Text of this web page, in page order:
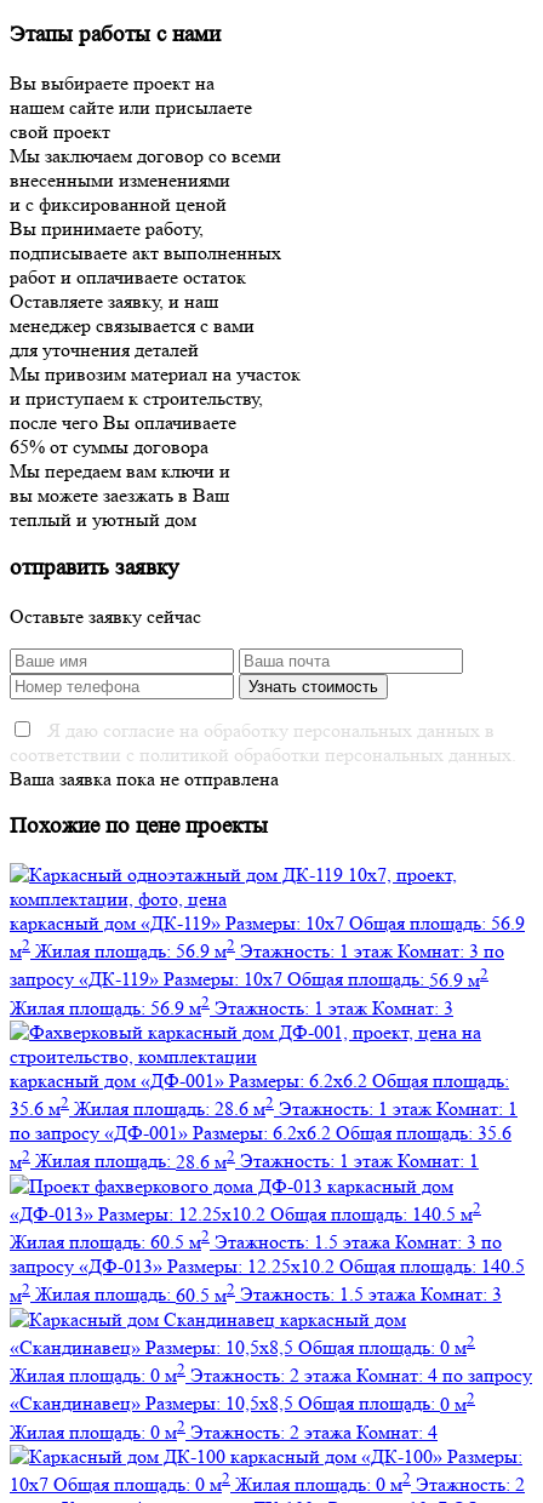
Этапы работы с нами
Вы выбираете проект на
нашем сайте или присылаете
свой проект
Мы заключаем договор со всеми
внесенными изменениями
и с фиксированной ценой
Вы принимаете работу,
подписываете акт выполненных
работ и оплачиваете остаток
Оставляете заявку, и наш
менеджер связывается с вами
для уточнения деталей
Мы привозим материал на участок
и приступаем к строительству,
после чего Вы оплачиваете
65% от суммы договора
Мы передаем вам ключи и
вы можете заезжать в Ваш
теплый и уютный дом
отправить заявку
Оставьте заявку сейчас
Я даю согласие на обработку персональных данных в
соответствии с политикой обработки персональных данных.
Ваша заявка пока не отправлена
Похожие по цене проекты
каркасный дом «ДК-119» Размеры: 10х7 Общая площадь: 56.9
м2 Жилая площадь: 56.9 м2 Этажность: 1 этаж Комнат: 3 по
запросу «ДК-119» Размеры: 10х7 Общая площадь: 56.9 м2
Жилая площадь: 56.9 м2 Этажность: 1 этаж Комнат: 3
каркасный дом «ДФ-001» Размеры: 6.2х6.2 Общая площадь:
35.6 м2 Жилая площадь: 28.6 м2 Этажность: 1 этаж Комнат: 1
по запросу «ДФ-001» Размеры: 6.2х6.2 Общая площадь: 35.6
м2 Жилая площадь: 28.6 м2 Этажность: 1 этаж Комнат: 1
каркасный дом
«ДФ-013» Размеры: 12.25х10.2 Общая площадь: 140.5 м2
Жилая площадь: 60.5 м2 Этажность: 1.5 этажа Комнат: 3 по
запросу «ДФ-013» Размеры: 12.25х10.2 Общая площадь: 140.5
м2 Жилая площадь: 60.5 м2 Этажность: 1.5 этажа Комнат: 3
каркасный дом
«Скандинавец» Размеры: 10,5х8,5 Общая площадь: 0 м2
Жилая площадь: 0 м2 Этажность: 2 этажа Комнат: 4 по запросу
«Скандинавец» Размеры: 10,5х8,5 Общая площадь: 0 м2
Жилая площадь: 0 м2 Этажность: 2 этажа Комнат: 4
каркасный дом «ДК-100» Размеры:
10х7 Общая площадь: 0 м2 Жилая площадь: 0 м2 Этажность: 2